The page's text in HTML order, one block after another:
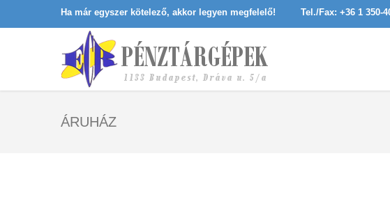
Ha már egyszer kötelező, akkor legyen megfelelő! Tel./Fax: +36 1 350-
ÁRUHÁZ